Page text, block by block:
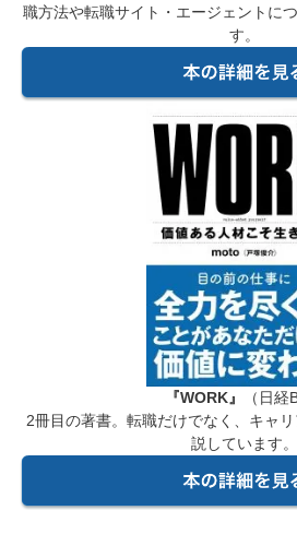
職方法や転職サイト・エージェントに
す。
『WORK』
（日経
2冊目の著書。転職だけでなく、キャ
説しています。